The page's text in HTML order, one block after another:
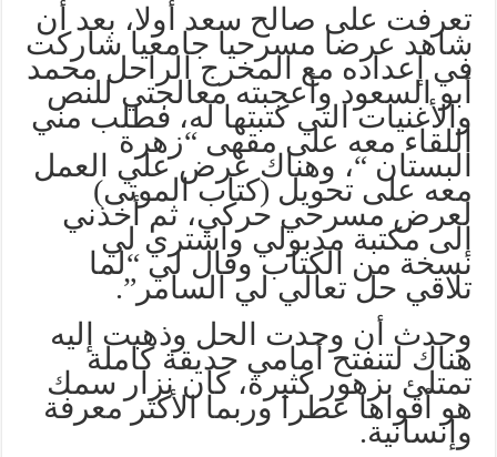
تعرفت على صالح سعد أولا، بعد أن
شاهد عرضا مسرحيا جامعيا شاركت
في إعداده مع المخرج الراحل محمد
أبو السعود وأعجبته معالجتي للنص
والأغنيات التي كتبتها له، فطلب مني
اللقاء معه على مقهى “زهرة
البستان “، وهناك عرض علي العمل
معه على تحويل (كتاب الموتى)
لعرض مسرحي حركي، ثم أخذني
إلى مكتبة مدبولي واشتري لي
نسخة من الكتاب وقال لي “لما
تلاقي حل تعالي لي السامر”.
وحدث أن وجدت الحل وذهبت إليه
هناك لتنفتح أمامي حديقة كاملة
تمتلئ بزهور كثيرة، كان نزار سمك
هو أقواها عطرا وربما الأكثر معرفة
وإنسانية.